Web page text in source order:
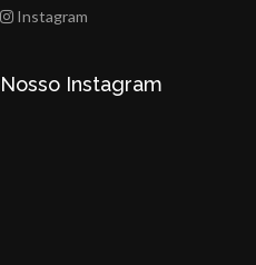
Instagram
Nosso Instagram